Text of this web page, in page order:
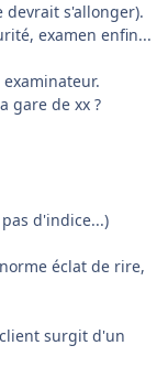
devrait s'allonger).
examen enfin...
gare de xx ?
d'indice...)
éclat de rire,
surgit d'un